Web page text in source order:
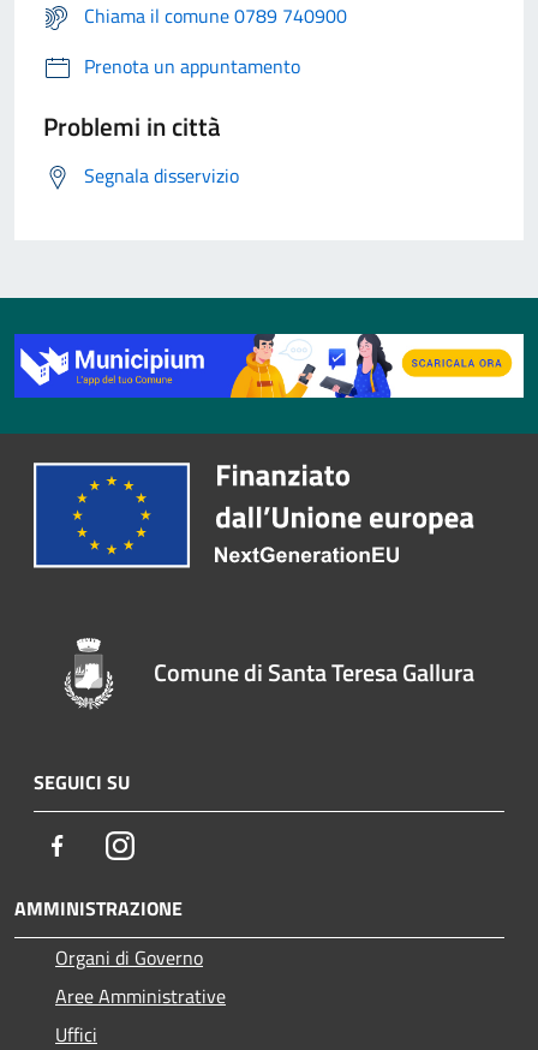
Chiama il comune 0789 740900
Prenota un appuntamento
Problemi in città
Segnala disservizio
Comune di Santa Teresa Gallura
SEGUICI SU
FacebookInstagram
AMMINISTRAZIONE
Organi di Governo
Aree Amministrative
Uffici